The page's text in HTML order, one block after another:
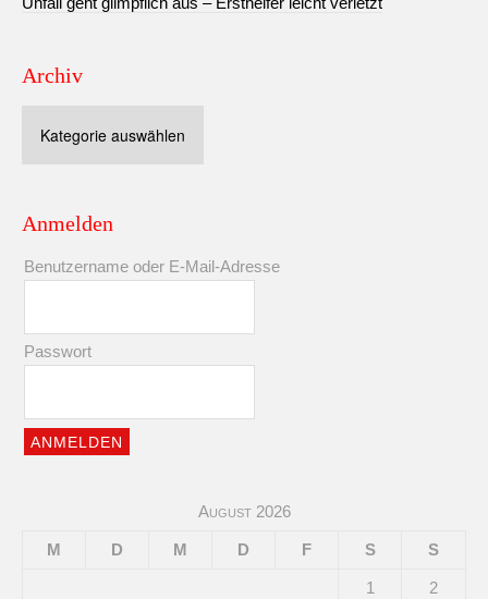
Archiv
Anmelden
Benutzername oder E-Mail-Adresse
Passwort
August 2026
M D M D F S S
1 2